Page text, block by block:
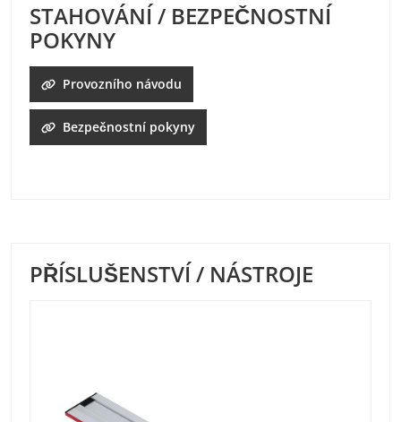
STAHOVÁNÍ / BEZPEČNOSTNÍ
POKYNY
Provozního návodu
Bezpečnostní pokyny
PŘÍSLUŠENSTVÍ / NÁSTROJE